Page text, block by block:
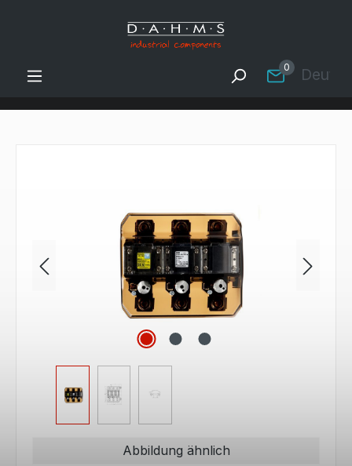
Zum Hauptinhalt springen
0
Abbildung ähnlich